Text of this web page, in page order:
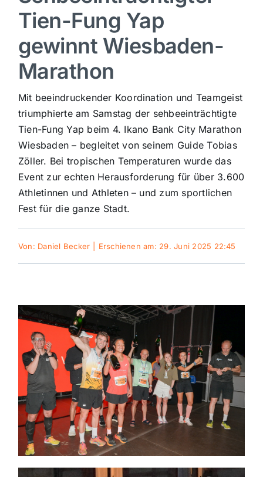
Sport
Kultur
Panorama
Mein Stadtteil
Galerie
Verkehrsmeldungen
Polizeimeldungen
Gewinnspiele
Tien-Fung Yap
gewinnt Wiesbaden-
Marathon
Mit beeindruckender Koordination und Teamgeist
triumphierte am Samstag der sehbeeinträchtigte
Tien-Fung Yap beim 4. Ikano Bank City Marathon
Wiesbaden – begleitet von seinem Guide Tobias
Zöller. Bei tropischen Temperaturen wurde das
Event zur echten Herausforderung für über 3.600
Athletinnen und Athleten – und zum sportlichen
Fest für die ganze Stadt.
Von: Daniel Becker Erschienen am: 29. Juni 2025 22:45